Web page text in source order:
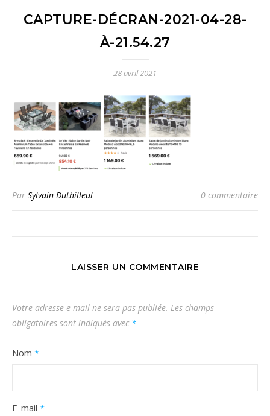
CAPTURE-DÉCRAN-2021-04-28-
À-21.54.27
28 avril 2021
Par Sylvain Duthilleul 0 commentaire
LAISSER UN COMMENTAIRE
Votre adresse e-mail ne sera pas publiée. Les champs
obligatoires sont indiqués avec *
Nom *
E-mail *